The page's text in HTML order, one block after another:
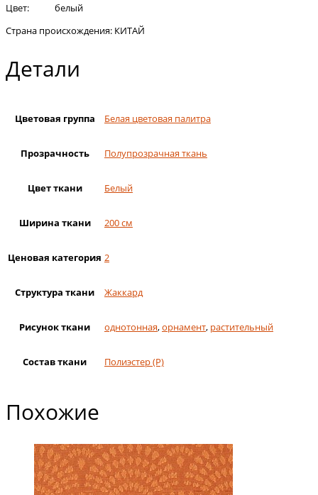
Цвет: белый
Страна происхождения: КИТАЙ
Детали
Цветовая группа Белая цветовая палитра
Прозрачность Полупрозрачная ткань
Цвет ткани Белый
Ширина ткани 200 см
Ценовая категория 2
Структура ткани Жаккард
Рисунок ткани однотонная,орнамент, растительный
Состав ткани Полиэстер (Р)
Похожие